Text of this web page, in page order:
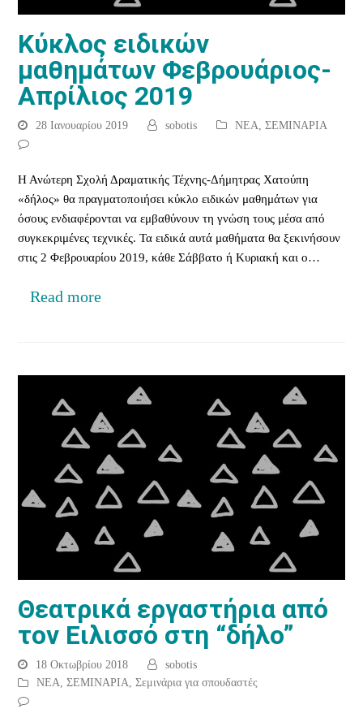
Κύκλος ειδικών
μαθημάτων Φεβρουάριος-
Απρίλιος 2019
28 Ιανουαρίου 2019 sobotis ΝΕΑ ,ΣΕΜΙΝΑΡΙΑ
Η Ανώτερη Σχολή Δραματικής Τέχνης-Δήμητρας Χατούπη
«δήλος» θα πραγματοποιήσει κύκλο ειδικών μαθημάτων για
όσους ενδιαφέρονται να εμβαθύνουν τη γνώση τους μέσα από
συγκεκριμένες τεχνικές. Τα ειδικά αυτά μαθήματα θα ξεκινήσουν
στις 2 Φεβρουαρίου 2019, κάθε Σάββατο ή Κυριακή και ο…
Read more
Θεατρικά εργαστήρια από
τον Ειλισσό στη “δήλο”
18 Οκτωβρίου 2018
sobotis
ΝΕΑ,ΣΕΜΙΝΑΡΙΑ,Σεμινάρια για σπουδαστές